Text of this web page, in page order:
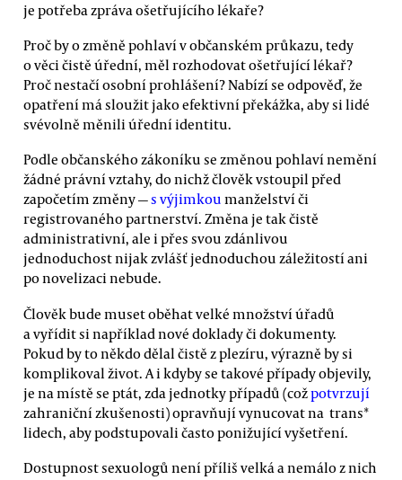
je potřeba zpráva ošetřujícího lékaře?
Proč by o změně pohlaví v občanském průkazu, tedy
o věci čistě úřední, měl rozhodovat ošetřující lékař?
Proč nestačí osobní prohlášení? Nabízí se odpověď, že
opatření má sloužit jako efektivní překážka, aby si lidé
svévolně měnili úřední identitu.
Podle občanského zákoníku se změnou pohlaví nemění
žádné právní vztahy, do nichž člověk vstoupil před
započetím změny —s výjimkou manželství či
registrovaného partnerství. Změna je tak čistě
administrativní, ale i přes svou zdánlivou
jednoduchost nijak zvlášť jednoduchou záležitostí ani
po novelizaci nebude.
Člověk bude muset oběhat velké množství úřadů
a vyřídit si například nové doklady či dokumenty.
Pokud by to někdo dělal čistě z plezíru, výrazně by si
komplikoval život. A i kdyby se takové případy objevily,
je na místě se ptát, zda jednotky případů (cožpotvrzují
zahraniční zkušenosti) opravňují vynucovat na trans*
lidech, aby podstupovali často ponižující vyšetření.
Dostupnost sexuologů není příliš velká a nemálo z nich